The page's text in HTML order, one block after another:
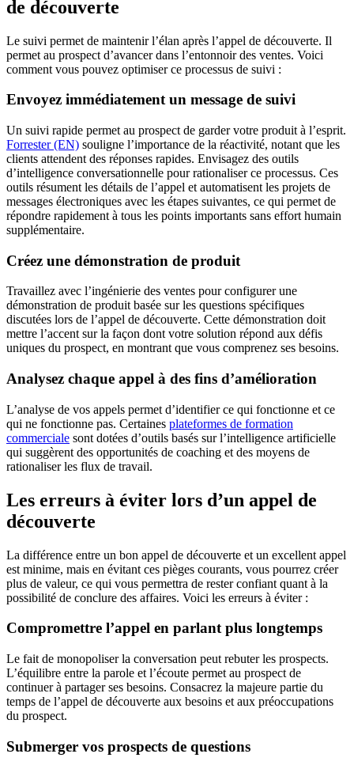
de découverte
Le suivi permet de maintenir l’élan après l’appel de découverte. Il
permet au prospect d’avancer dans l’entonnoir des ventes. Voici
comment vous pouvez optimiser ce processus de suivi :
Envoyez immédiatement un message de suivi
Un suivi rapide permet au prospect de garder votre produit à l’esprit.
Forrester (EN) souligne l’importance de la réactivité, notant que les
clients attendent des réponses rapides. Envisagez des outils
d’intelligence conversationnelle pour rationaliser ce processus. Ces
outils résument les détails de l’appel et automatisent les projets de
messages électroniques avec les étapes suivantes, ce qui permet de
répondre rapidement à tous les points importants sans effort humain
supplémentaire.
Créez une démonstration de produit
Travaillez avec l’ingénierie des ventes pour configurer une
démonstration de produit basée sur les questions spécifiques
discutées lors de l’appel de découverte. Cette démonstration doit
mettre l’accent sur la façon dont votre solution répond aux défis
uniques du prospect, en montrant que vous comprenez ses besoins.
Analysez chaque appel à des fins d’amélioration
L’analyse de vos appels permet d’identifier ce qui fonctionne et ce
qui ne fonctionne pas. Certaines plateformes de formation
commerciale sont dotées d’outils basés sur l’intelligence artificielle
qui suggèrent des opportunités de coaching et des moyens de
rationaliser les flux de travail.
Les erreurs à éviter lors d’un appel de
découverte
La différence entre un bon appel de découverte et un excellent appel
est minime, mais en évitant ces pièges courants, vous pourrez créer
plus de valeur, ce qui vous permettra de rester confiant quant à la
possibilité de conclure des affaires. Voici les erreurs à éviter :
Compromettre l’appel en parlant plus longtemps
Le fait de monopoliser la conversation peut rebuter les prospects.
L’équilibre entre la parole et l’écoute permet au prospect de
continuer à partager ses besoins. Consacrez la majeure partie du
temps de l’appel de découverte aux besoins et aux préoccupations
du prospect.
Submerger vos prospects de questions